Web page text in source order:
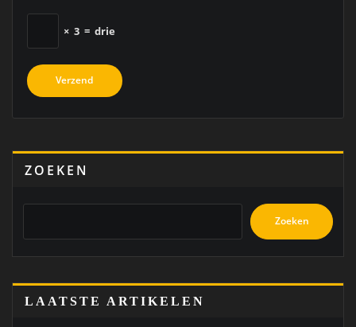
× 3 = drie
ZOEKEN
Zoeken
LAATSTE ARTIKELEN